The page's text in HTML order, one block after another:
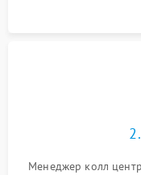
Менеджер колл